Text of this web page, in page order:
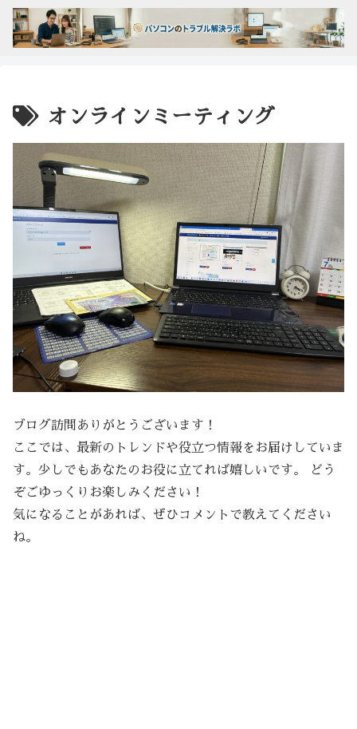
オンラインミーティング
ブログ訪問ありがとうございます！
ここでは、最新のトレンドや役立つ情報をお届けしていま
す。少しでもあなたのお役に立てれば嬉しいです。 どう
ぞごゆっくりお楽しみください！
気になることがあれば、ぜひコメントで教えてください
ね。